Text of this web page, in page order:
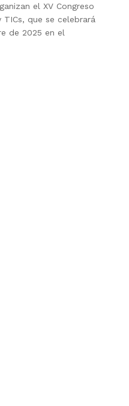
el XV Congreso
que se celebrará
de 2025 en el